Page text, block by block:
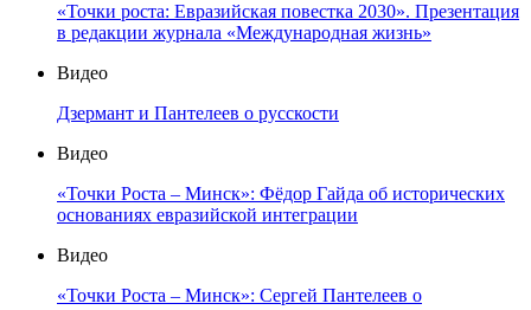
«Точки роста: Евразийская повестка 2030». Презентация
в редакции журнала «Международная жизнь»
Видео
Дзермант и Пантелеев о русскости
Видео
«Точки Роста – Минск»: Фёдор Гайда об исторических
основаниях евразийской интеграции
Видео
«Точки Роста – Минск»: Сергей Пантелеев о